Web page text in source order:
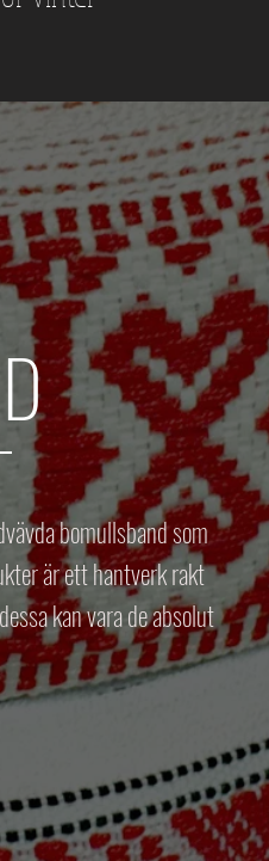
bomullsband som
är ett hantverk rakt
kan vara de absolut